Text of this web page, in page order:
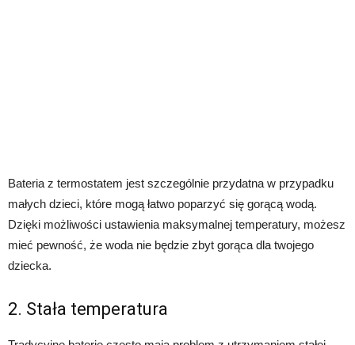
Bateria z termostatem jest szczególnie przydatna w przypadku
małych dzieci, które mogą łatwo poparzyć się gorącą wodą.
Dzięki możliwości ustawienia maksymalnej temperatury, możesz
mieć pewność, że woda nie będzie zbyt gorąca dla twojego
dziecka.
2. Stała temperatura